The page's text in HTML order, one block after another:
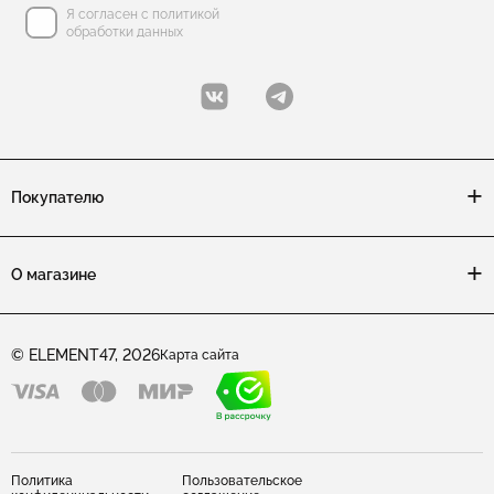
Броши с ониксом
Я согласен с политикой
обработки данных
Покупателю
О магазине
© ELEMENT47, 2026Карта сайта
Политика
Пользовательское